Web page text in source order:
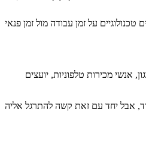
טכנולוגיים על זמן עבודה מול זמן פנאי
מכירות טלפוניות, יועצים
אבל יחד עם זאת קשה להתרגל אליה